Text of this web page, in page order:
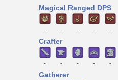
Magical Ranged DPS
- - - - -
Crafter
- - - - -
Gatherer